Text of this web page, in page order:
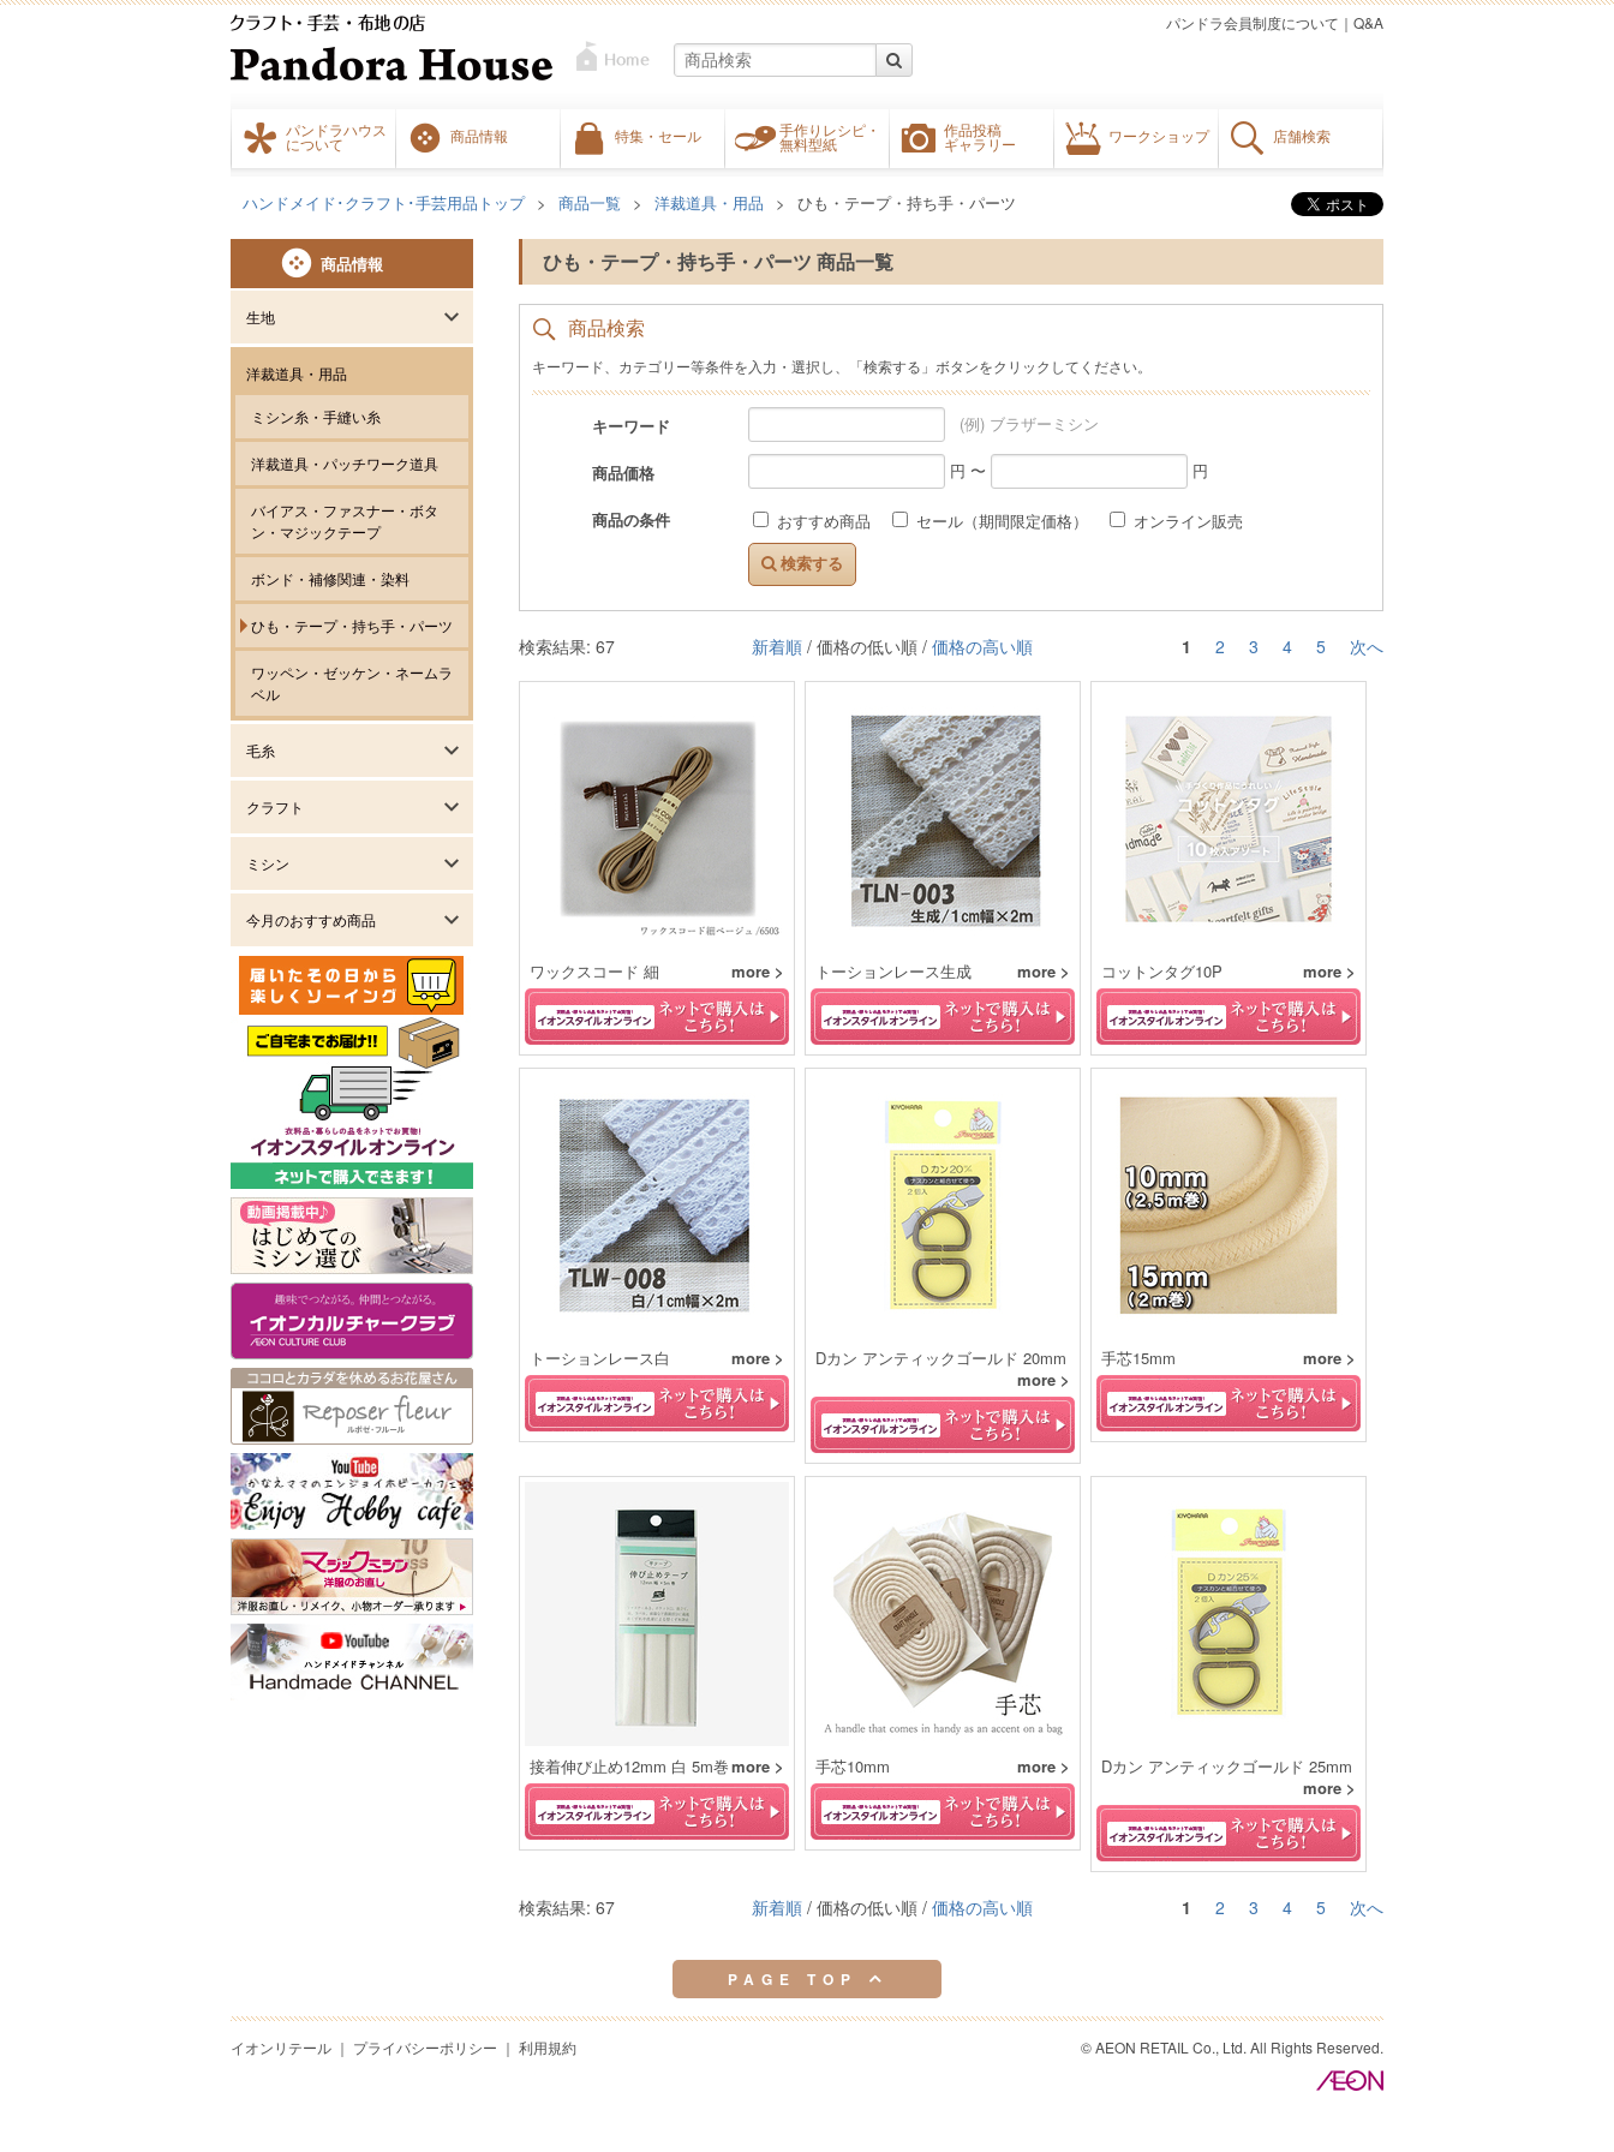
パンドラハウス
について
商品情報 特集・セール
手作りレシピ・
無料型紙
作品投稿
ギャラリー
ワークショップ 店舗検索
Q&A
｜
パンドラ会員制度について
ハンドメイド･クラフト･手芸用品トップ 商品一覧 洋裁道具・用品 ひも・テープ・持ち手・パーツ
ひも・テープ・持ち手・パーツ 商品一覧
商品検索
キーワード、カテゴリー等条件を入力・選択し、「検索する」ボタンをクリックしてください。
キーワード (例) ブラザーミシン
商品価格 円 〜 円
商品の条件 おすすめ商品 セール（期間限定価格） オンライン販売
検索する
検索結果: 67 1 2 3 4 5 次へ
新着順 / 価格の低い順 / 価格の高い順
ワックスコード 細 more > トーションレース生成 more > コットンタグ10P more >
トーションレース白 more >
Dカン アンティックゴールド 20mm
more >
手芯15mm more >
接着伸び止め12mm 白 5m巻more > 手芯10mm more >
Dカン アンティックゴールド 25mm
more >
検索結果: 67 1 2 3 4 5 次へ
新着順 / 価格の低い順 / 価格の高い順
商品情報
生地
洋裁道具・用品
ミシン糸・手縫い糸
洋裁道具・パッチワーク道具
バイアス・ファスナー・ボタ
ン・マジックテープ
ボンド・補修関連・染料
ひも・テープ・持ち手・パーツ
ワッペン・ゼッケン・ネームラ
ベル
毛糸
クラフト
ミシン
今月のおすすめ商品
PAGE TOP
イオンリテール ｜ プライバシーポリシー ｜ 利用規約 © AEON RETAIL Co., Ltd. All Rights Reserved.